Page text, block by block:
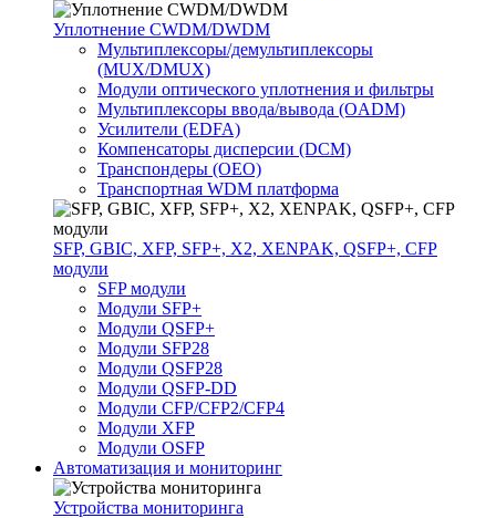
Уплотнение CWDM/DWDM
Мультиплексоры/демультиплексоры
(MUX/DMUX)
Модули оптического уплотнения и фильтры
Мультиплексоры ввода/вывода (OADM)
Усилители (EDFA)
Компенсаторы дисперсии (DCM)
Транспондеры (OEO)
Транспортная WDM платформа
SFP, GBIC, XFP, SFP+, X2, XENPAK, QSFP+, CFP
модули
SFP модули
Модули SFP+
Модули QSFP+
Модули SFP28
Модули QSFP28
Модули QSFP-DD
Модули CFP/CFP2/CFP4
Модули XFP
Модули OSFP
Автоматизация и мониторинг
Устройства мониторинга